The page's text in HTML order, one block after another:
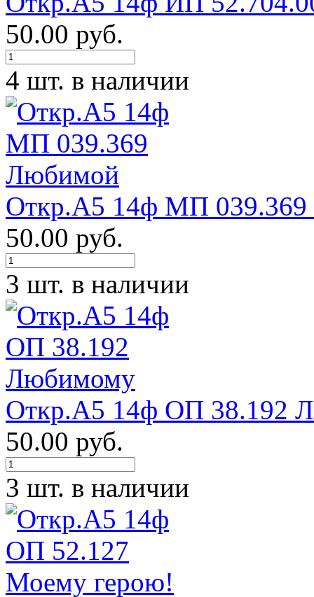
50.00 руб.
4 шт. в наличии
Откр.А5 14ф МП
50.00 руб.
3 шт. в наличии
Откр.А5 14ф ОП 38.192
50.00 руб.
3 шт. в наличии